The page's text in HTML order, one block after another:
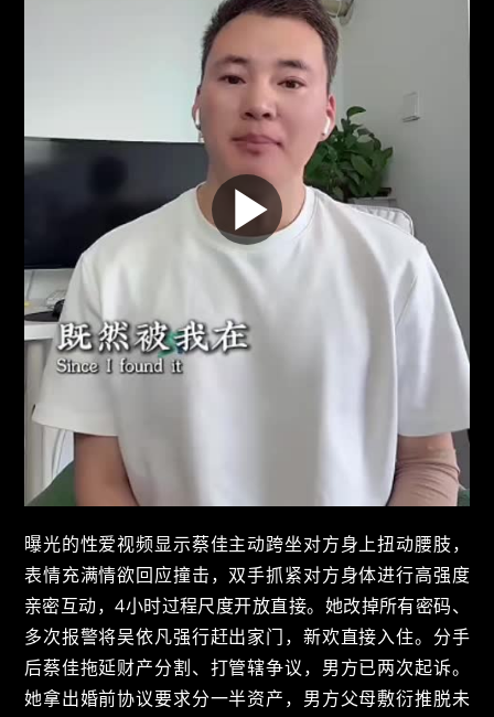
曝光的性爱视频显示蔡佳主动跨坐对方身上扭动腰肢，
表情充满情欲回应撞击，双手抓紧对方身体进行高强度
亲密互动，4小时过程尺度开放直接。她改掉所有密码、
多次报警将吴依凡强行赶出家门，新欢直接入住。分手
后蔡佳拖延财产分割、打管辖争议，男方已两次起诉。
她拿出婚前协议要求分一半资产，男方父母敷衍推脱未